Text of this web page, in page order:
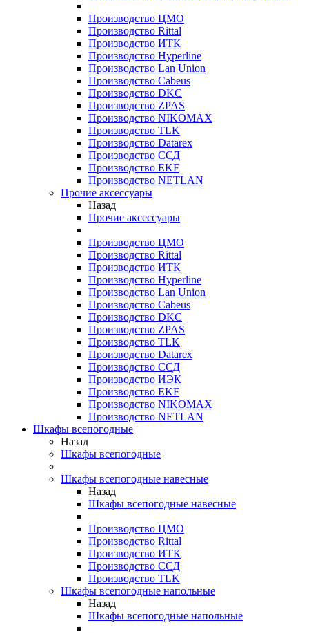
Производство ЦМО
Производство Rittal
Производство ИТК
Производство Hyperline
Производство Lan Union
Производство Cabeus
Производство DKC
Производство ZPAS
Производство NIKOMAX
Производство TLK
Производство Datarex
Производство ССД
Производство EKF
Производство NETLAN
Прочие аксеcсуары
Назад
Прочие аксеcсуары
Производство ЦМО
Производство Rittal
Производство ИТК
Производство Hyperline
Производство Lan Union
Производство Cabeus
Производство DKC
Производство ZPAS
Производство TLK
Производство Datarex
Производство ССД
Производство ИЭК
Производство EKF
Производство NIKOMAX
Производство NETLAN
Шкафы всепогодные
Назад
Шкафы всепогодные
Шкафы всепогодные навесные
Назад
Шкафы всепогодные навесные
Производство ЦМО
Производство Rittal
Производство ИТК
Производство ССД
Производство TLK
Шкафы всепогодные напольные
Назад
Шкафы всепогодные напольные